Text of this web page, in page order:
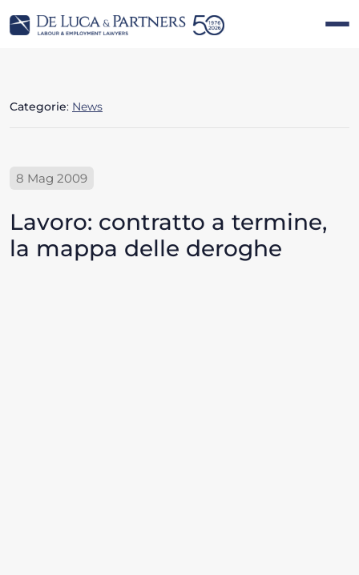
Categorie: News
8 Mag 2009
Lavoro: contratto a termine,
la mappa delle deroghe